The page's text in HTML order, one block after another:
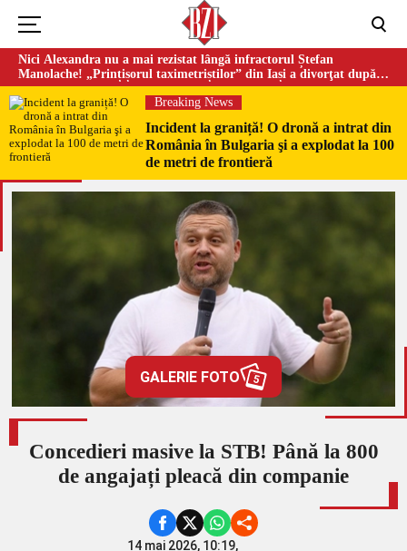
Nici Alexandra nu a mai rezistat lângă infractorul Ștefan
Manolache! „Prințișorul taximetriștilor” din Iași a divorţat după
doi ani de căsnicie
Breaking News
Incident la graniță! O dronă a intrat din
România în Bulgaria şi a explodat la 100
de metri de frontieră
GALERIE FOTO 5
Concedieri masive la STB! Până la 800
de angajați pleacă din companie
14 mai 2026, 10:19,